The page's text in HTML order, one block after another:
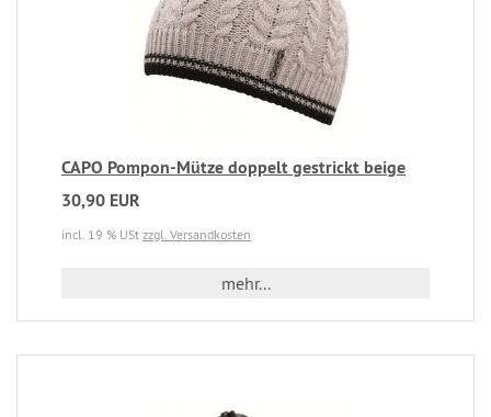
CAPO Pompon-Mütze doppelt gestrickt beige
30,90 EUR
incl. 19 % USt zzgl. Versandkosten
mehr...